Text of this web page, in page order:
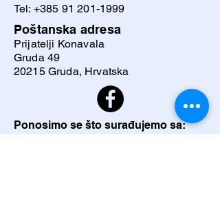
Tel: +385 91 201-1999
Poštanska adresa
Prijatelji Konavala
Gruda 49
20215 Gruda, Hrvatska
Ponosimo se što surađujemo sa: